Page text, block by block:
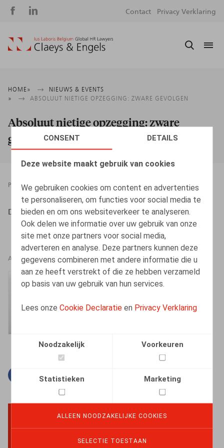
CONSENT DETAILS
Deze website maakt gebruik van cookies
We gebruiken cookies om content en advertenties
te personaliseren, om functies voor social media te
bieden en om ons websiteverkeer te analyseren.
Ook delen we informatie over uw gebruik van onze
site met onze partners voor social media,
adverteren en analyse. Deze partners kunnen deze
gegevens combineren met andere informatie die u
aan ze heeft verstrekt of die ze hebben verzameld
op basis van uw gebruik van hun services.
Lees onzeCookie Declaratie en Privacy Verklaring
Noodzakelijk Voorkeuren
Statistieken Marketing
ALLEEN NOODZAKELIJKE COOKIES
SELECTIE TOESTAAN
Social
Contact Privacy Verklaring
Kruimelpad
HOME
NIEUWS & EVENTS
ABSOLUUT NIETIGE OPZEGGING: ZWARE GEVOLGEN
Absoluut nietige opzegging: zware
gevolgen
PRESSROOM 15.10.2018
DESMADRYL, A., HR.square nr 183, okt. 2018, p. 60
AUTEURS
Amélie Desmadryl
Facebook
TwitterLinkedin